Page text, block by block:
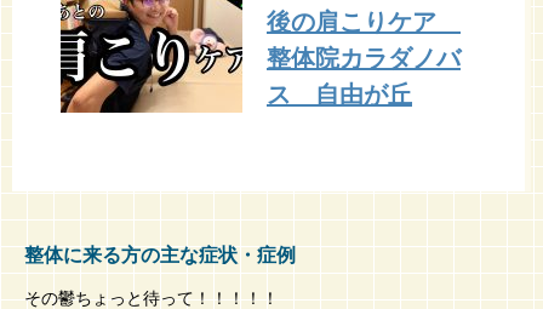
後の肩こりケア
整体院カラダノバ
ス 自由が丘
整体に来る方の主な症状・症例
その鬱ちょっと待って！！！！！